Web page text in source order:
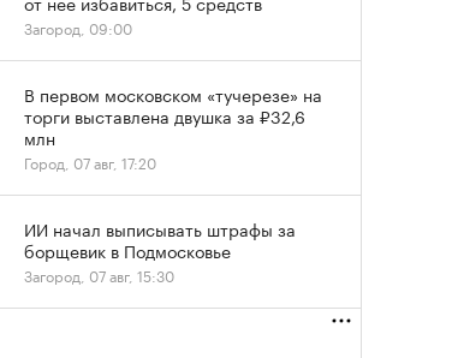
Загород, 09:00
В первом московском «тучерезе» на
торги выставлена двушка за ₽32,6
млн
Город, 07 авг, 17:20
ИИ начал выписывать штрафы за
борщевик в Подмосковье
Загород, 07 авг, 15:30